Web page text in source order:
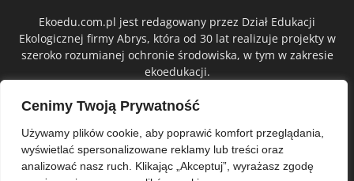
Cenimy Twoją Prywatność
Używamy plików cookie, aby poprawić komfort przeglądania,
wyświetlać spersonalizowane reklamy lub treści oraz
analizować nasz ruch. Klikając „Akceptuj”, wyrażasz zgodę
Ekoedu.com.pl jest redagowany przez Dział Edukacji
Ekologicznej firmy Abrys, która od 30 lat realizuje projekty w
szeroko rozumianej ochronie środowiska, w tym w zakresie
ekoedukacji.
ŚLEDŹ NAS